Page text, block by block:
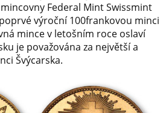
Federal Mint Swissmint
výroční 100frankovou minci
mince v letošním roce oslaví
je považována za největší a
Švýcarska.